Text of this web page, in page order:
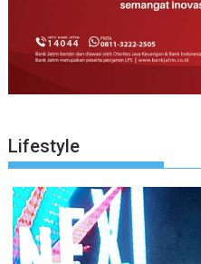
Lifestyle